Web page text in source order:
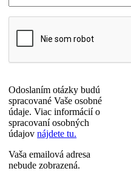
Odoslaním otázky budú
spracované Vaše osobné
údaje. Viac informácií o
spracovaní osobných
údajovnájdete tu.
Vaša emailová adresa
nebude zobrazená.